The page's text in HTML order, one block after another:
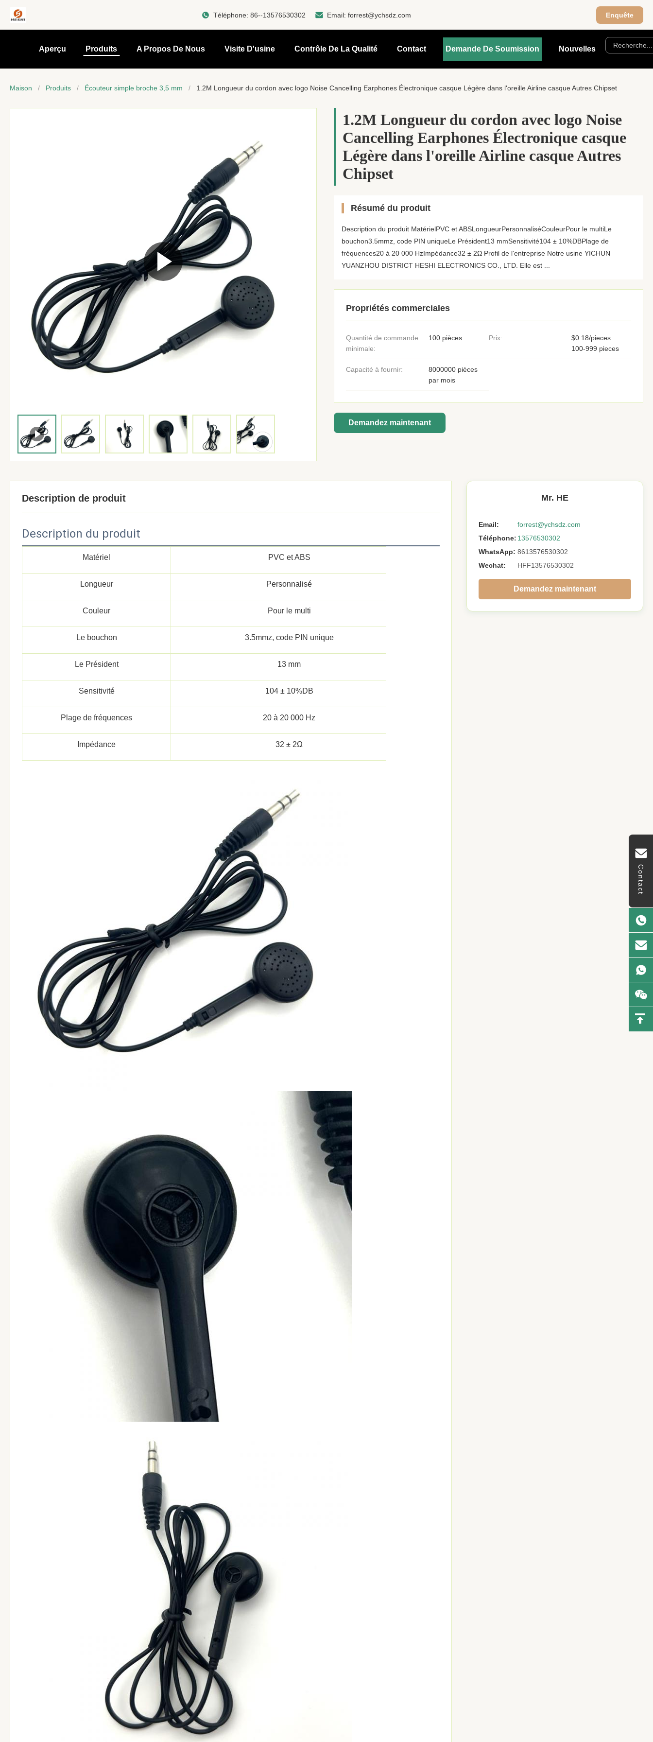
Téléphone: 86--13576530302 Email: forrest@ychsdz.com Enquête
Aperçu Produits A Propos De Nous Visite D'usine Contrôle De La Qualité Contact Demande De Soumission Nouvelles
Contact
Maison / Produits / Écouteur simple broche 3,5 mm / 1.2M Longueur du cordon avec logo Noise Cancelling Earphones Électronique casque Légère dans l'oreille Airline casque Autres Chipset
1.2M Longueur du cordon avec logo Noise
Cancelling Earphones Électronique casque
Légère dans l'oreille Airline casque Autres
Chipset
Résumé du produit
Description du produit MatérielPVC et ABSLongueurPersonnaliséCouleurPour le multiLe
bouchon3.5mmz, code PIN uniqueLe Président13 mmSensitivité104 ± 10%DBPlage de
fréquences20 à 20 000 HzImpédance32 ± 2Ω Profil de l'entreprise Notre usine YICHUN
YUANZHOU DISTRICT HESHI ELECTRONICS CO., LTD. Elle est ...
Propriétés commerciales
Quantité de commande
minimale:
100 pièces Prix:
$0.18/pieces
100-999 pieces
Capacité à fournir:
8000000 pièces
par mois
Demandez maintenant
Description de produit
Description du produit
Matériel PVC et ABS
Longueur Personnalisé
Couleur Pour le multi
Le bouchon 3.5mmz, code PIN unique
Le Président 13 mm
Sensitivité 104 ± 10%DB
Plage de fréquences 20 à 20 000 Hz
Impédance 32 ± 2Ω
Mr. HE
Email:
forrest@ychsdz.com
Téléphone: 13576530302
WhatsApp: 8613576530302
Wechat:
HFF13576530302
Demandez maintenant